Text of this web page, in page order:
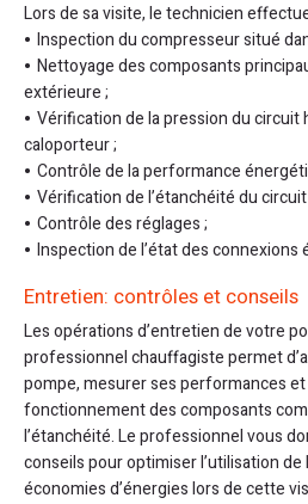
Lors de sa visite, le technicien
Inspection du compresseur situé
Nettoyage des composants
extérieure ;
Vérification de la pression du circuit
caloporteur ;
Contrôle de la performance
Vérification de l’étanchéité du
Contrôle des réglages ;
Inspection de l’état des connexions
Entretien: contrôles et conseils
Les opérations d’entretien de votre
professionnel chauffagiste permet
pompe, mesurer ses performances
fonctionnement des composants
l’étanchéité. Le professionnel vous
conseils pour optimiser l’utilisation
économies d’énergies lors de cette